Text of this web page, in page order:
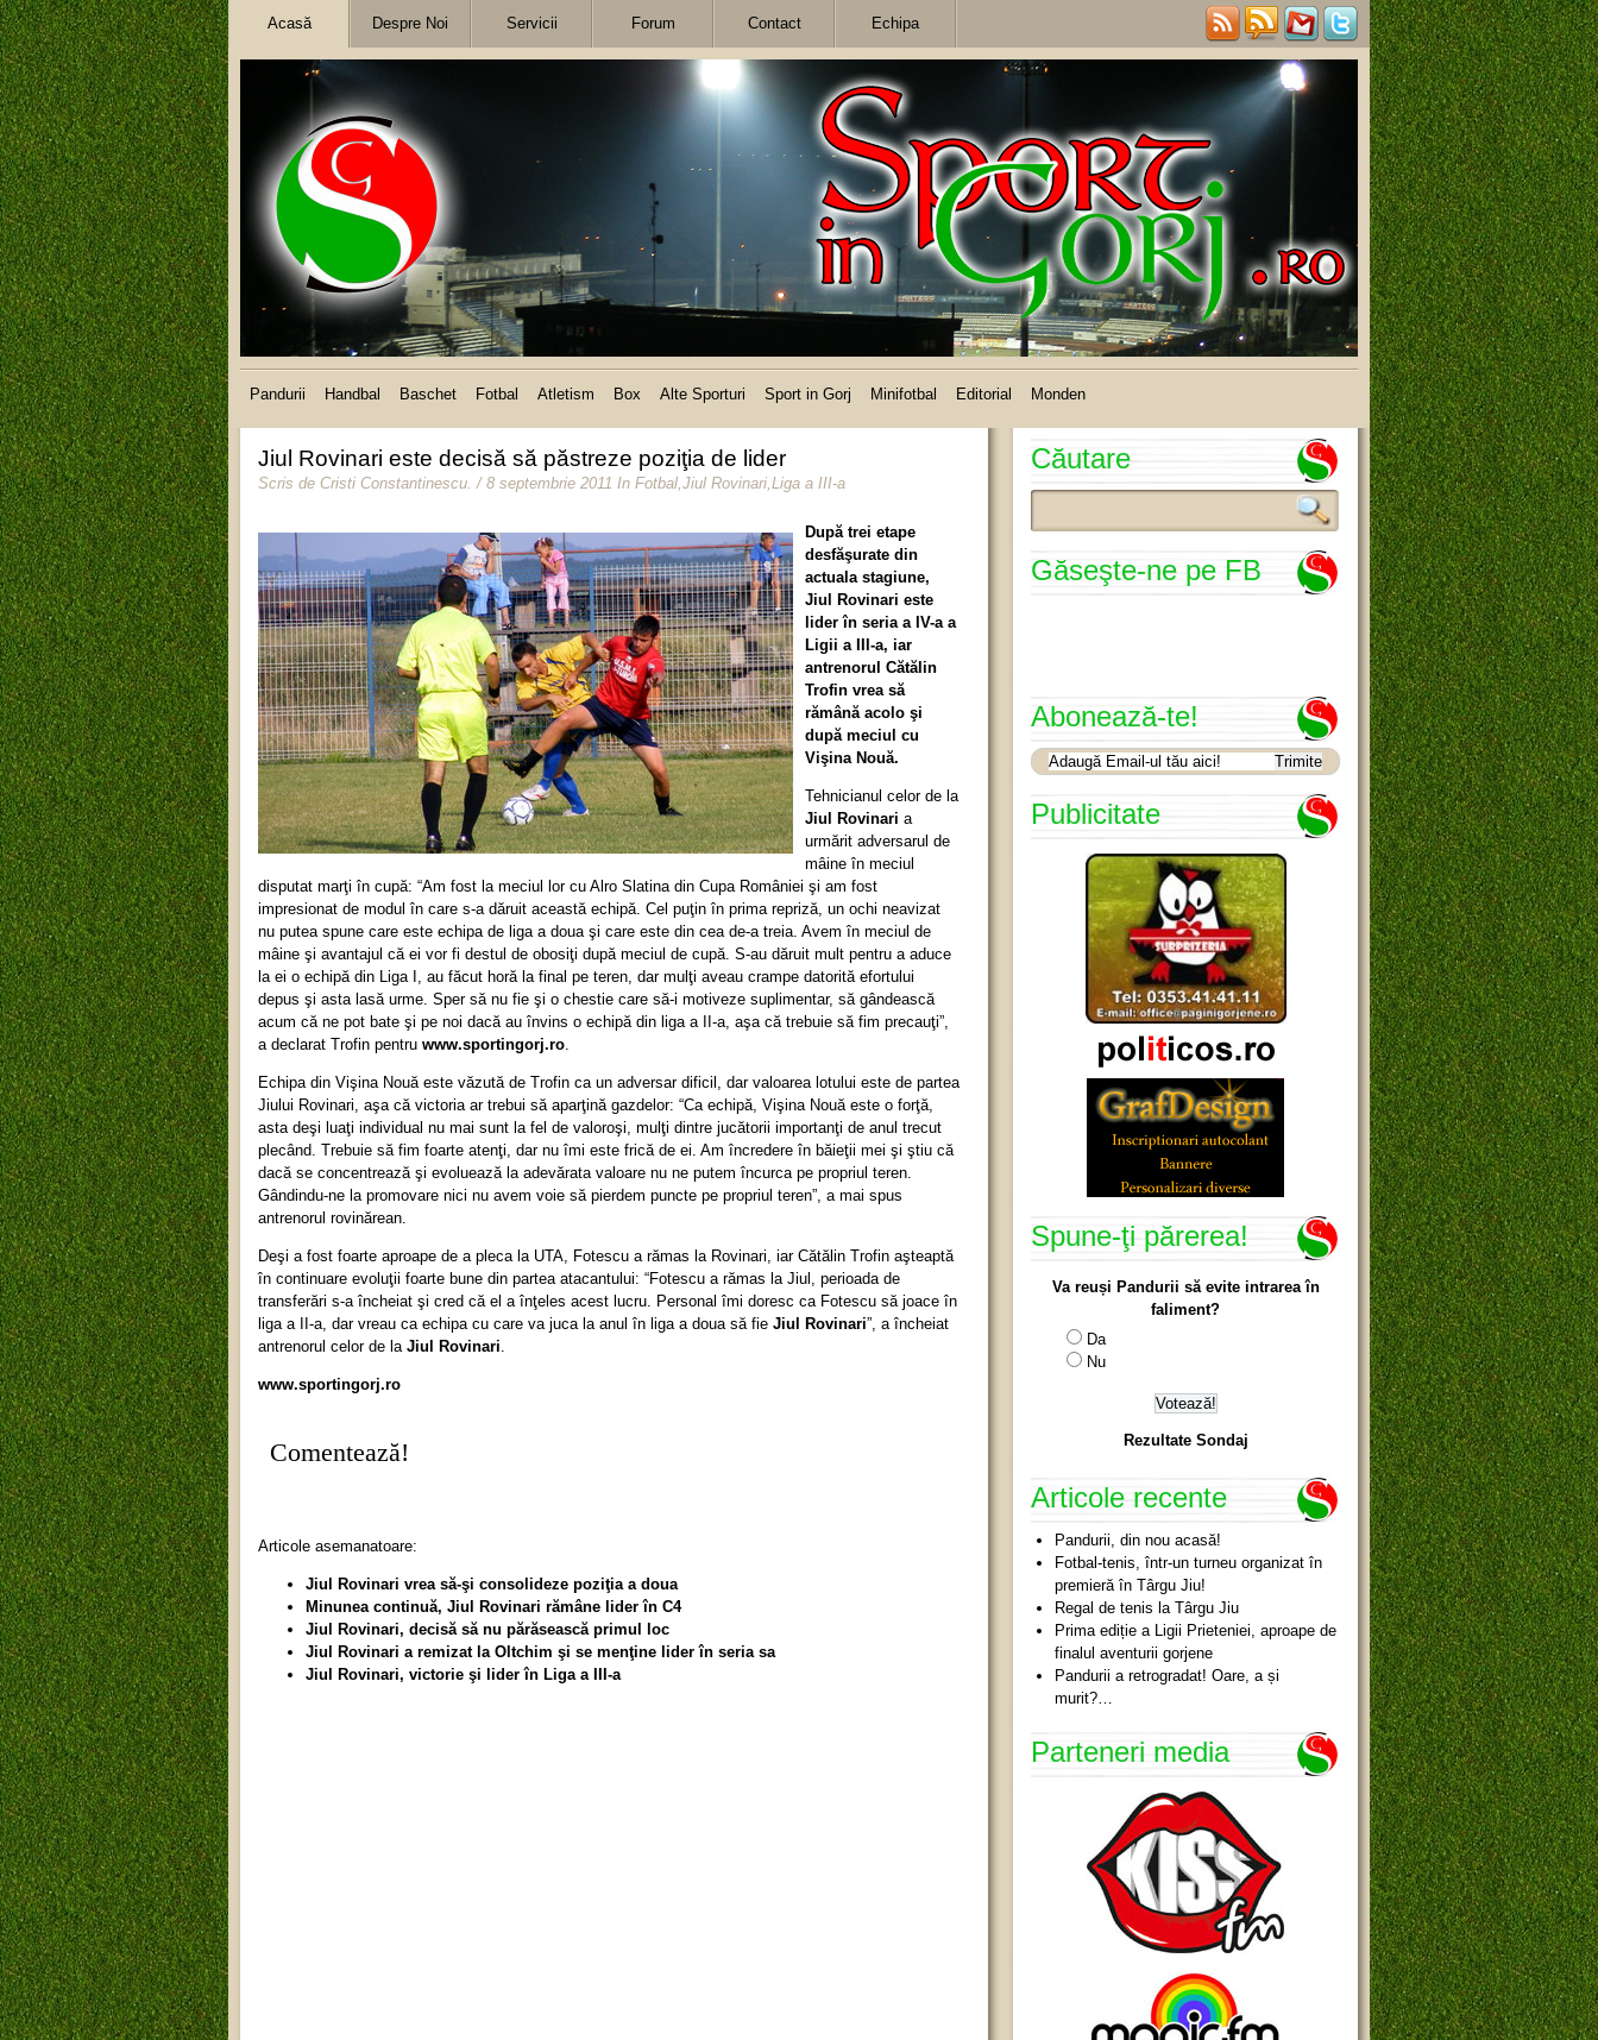
Acasă Despre Noi Servicii Forum Contact Echipa
Pandurii Handbal Baschet Fotbal Atletism Box Alte Sporturi Sport in Gorj Minifotbal Editorial Monden
Jiul Rovinari este decisă să păstreze poziţia de lider
Scris de Cristi Constantinescu. / 8 septembrie 2011 In Fotbal,Jiul Rovinari,Liga a III-a
După trei etape
desfăşurate din
actuala stagiune,
Jiul Rovinari este
lider în seria a IV-a a
Ligii a III-a, iar
antrenorul Cătălin
Trofin vrea să
rămână acolo şi
după meciul cu
Vişina Nouă.
Tehnicianul celor de la
Jiul Rovinari a
urmărit adversarul de
mâine în meciul
disputat marţi în cupă: “Am fost la meciul lor cu Alro Slatina din Cupa României şi am fost
impresionat de modul în care s-a dăruit această echipă. Cel puţin în prima repriză, un ochi neavizat
nu putea spune care este echipa de liga a doua şi care este din cea de-a treia. Avem în meciul de
mâine şi avantajul că ei vor fi destul de obosiţi după meciul de cupă. S-au dăruit mult pentru a aduce
la ei o echipă din Liga I, au făcut horă la final pe teren, dar mulţi aveau crampe datorită efortului
depus şi asta lasă urme. Sper să nu fie şi o chestie care să-i motiveze suplimentar, să gândească
acum că ne pot bate şi pe noi dacă au învins o echipă din liga a II-a, aşa că trebuie să fim precauţi”,
a declarat Trofin pentru www.sportingorj.ro
Echipa din Vişina Nouă este văzută de Trofin ca un adversar dificil, dar valoarea lotului este de partea
Jiului Rovinari, aşa că victoria ar trebui să aparţină gazdelor: “Ca echipă, Vişina Nouă este o forţă,
asta deşi luaţi individual nu mai sunt la fel de valoroşi, mulţi dintre jucătorii importanţi de anul trecut
plecând. Trebuie să fim foarte atenţi, dar nu îmi este frică de ei. Am încredere în băieţii mei şi ştiu că
dacă se concentrează şi evoluează la adevărata valoare nu ne putem încurca pe propriul teren.
Gândindu-ne la promovare nici nu avem voie să pierdem puncte pe propriul teren”, a mai spus
antrenorul rovinărean.
Deşi a fost foarte aproape de a pleca la UTA, Fotescu a rămas la Rovinari, iar Cătălin Trofin aşteaptă
în continuare evoluţii foarte bune din partea atacantului: “Fotescu a rămas la Jiul, perioada de
transferări s-a încheiat şi cred că el a înţeles acest lucru. Personal îmi doresc ca Fotescu să joace în
liga a II-a, dar vreau ca echipa cu care va juca la anul în liga a doua să fie Jiul Rovinari”, a încheiat
antrenorul celor de la Jiul Rovinari
www.sportingorj.ro
Comentează!
Articole asemanatoare:
Jiul Rovinari vrea să-şi consolideze poziţia a doua
Minunea continuă, Jiul Rovinari rămâne lider în C4
Jiul Rovinari, decisă să nu părăsească primul loc
Jiul Rovinari a remizat la Oltchim şi se menţine lider în seria sa
Jiul Rovinari, victorie şi lider în Liga a III-a
Căutare
Găseşte-ne pe FB
Abonează-te!
Publicitate
Spune-ţi părerea!
Va reuși Pandurii să evite intrarea în
faliment?
Da
Nu
Rezultate Sondaj
Articole recente
Pandurii, din nou acasă!
Fotbal-tenis, într-un turneu organizat în
premieră în Târgu Jiu!
Regal de tenis la Târgu Jiu
Prima ediție a Ligii Prieteniei, aproape de
finalul aventurii gorjene
Pandurii a retrogradat! Oare, a și
murit?…
Parteneri media